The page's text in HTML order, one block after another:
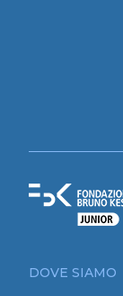
DOVE SIAMO